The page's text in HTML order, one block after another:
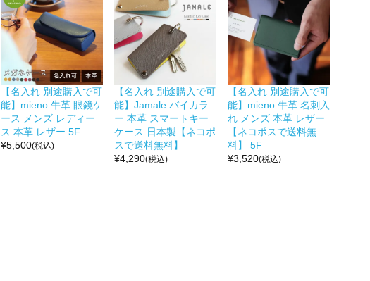
【名入れ 別途購入で可
能】mieno 牛革 眼鏡ケ
ース メンズ レディー
ス 本革 レザー 5F
¥5,500(税込)
【名入れ 別途購入で可
能】Jamale バイカラ
ー 本革 スマートキー
ケース 日本製【ネコポ
スで送料無料】
¥4,290(税込)
【名入れ 別途購入で可
能】mieno 牛革 名刺入
れ メンズ 本革 レザー
【ネコポスで送料無
料】 5F
¥3,520(税込)